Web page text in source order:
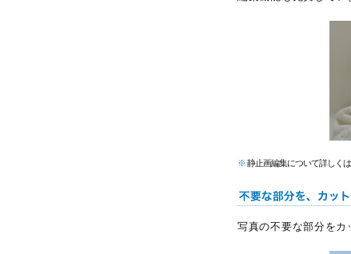
※静止画編集について詳しくは
写真の不要な部分をカ